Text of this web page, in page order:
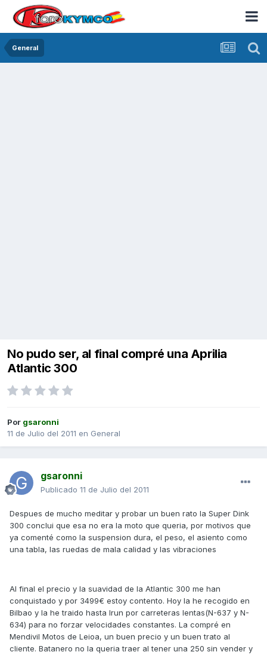
General
No pudo ser, al final compré una Aprilia
Atlantic 300
Por gsaronni
11 de Julio del 2011 en General
gsaronni
Publicado 11 de Julio del 2011
Despues de mucho meditar y probar un buen rato la Super Dink
300 conclui que esa no era la moto que queria, por motivos que
ya comenté como la suspension dura, el peso, el asiento como
una tabla, las ruedas de mala calidad y las vibraciones
Al final el precio y la suavidad de la Atlantic 300 me han
conquistado y por 3499€ estoy contento. Hoy la he recogido en
Bilbao y la he traido hasta Irun por carreteras lentas(N-637 y N-
634) para no forzar velocidades constantes. La compré en
Mendivil Motos de Leioa, un buen precio y un buen trato al
cliente. Batanero no la queria traer al tener una 250 sin vender y